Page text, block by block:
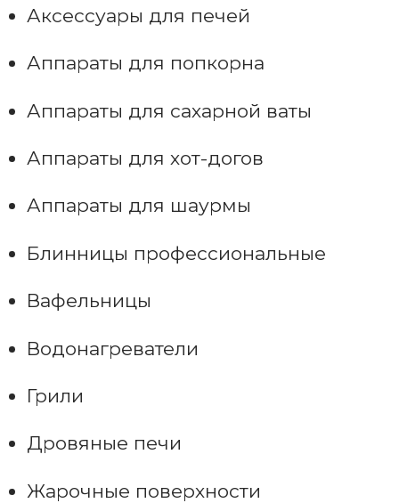
Аксессуары для печей
Аппараты для попкорна
Аппараты для сахарной ваты
Аппараты для хот-догов
Аппараты для шаурмы
Блинницы профессиональные
Вафельницы
Водонагреватели
Грили
Дровяные печи
Жарочные поверхности